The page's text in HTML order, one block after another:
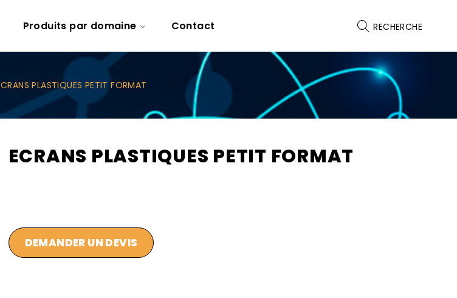
Produits par domaine Contact RECHERCHE
PLASTIQUES PETIT FORMAT
ECRANS PLASTIQUES PETIT FORMAT
DEMANDER UN DEVIS